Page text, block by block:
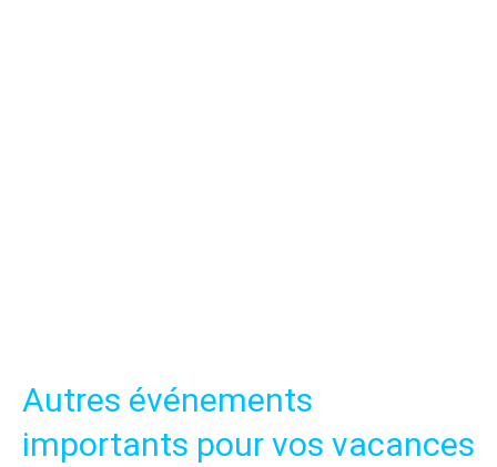
Autres événements
importants pour vos vacances